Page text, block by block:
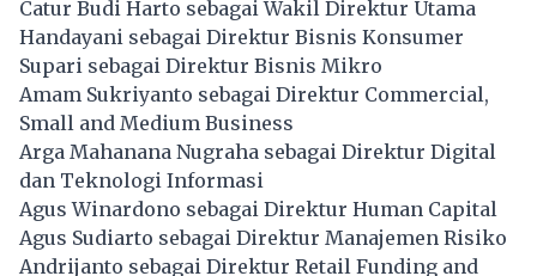
Catur Budi Harto sebagai Wakil Direktur Utama
Handayani sebagai Direktur Bisnis Konsumer
Supari sebagai Direktur Bisnis Mikro
Amam Sukriyanto sebagai Direktur Commercial,
Small and Medium Business
Arga Mahanana Nugraha sebagai Direktur Digital
dan Teknologi Informasi
Agus Winardono sebagai Direktur Human Capital
Agus Sudiarto sebagai Direktur Manajemen Risiko
Andrijanto sebagai Direktur Retail Funding and